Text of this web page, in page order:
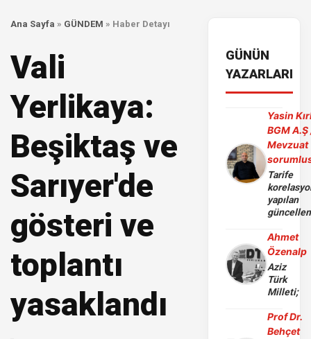
Ana Sayfa » GÜNDEM » Haber Detayı
Vali
Yerlikaya:
Beşiktaş ve
Sarıyer'de
gösteri ve
toplantı
yasaklandı
GÜNÜN
YAZARLARI
Yasin
BGM A.Ş
Mevzuat
Tarife
yapılan
Ahmet
Özenalp
Aziz
Türk
Milleti;
Prof Dr.
Behçet